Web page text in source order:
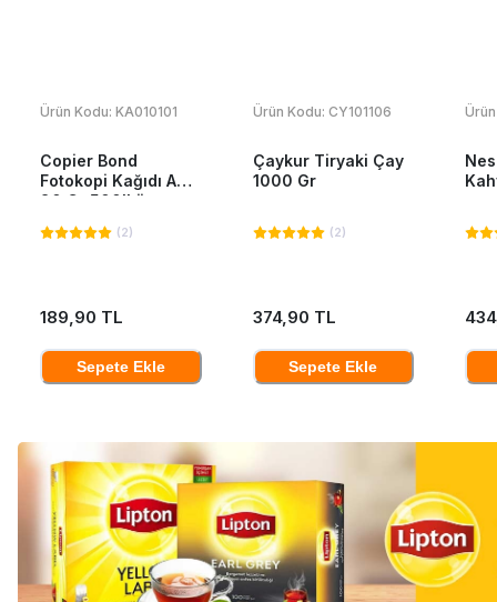
Ürün Kodu: KA010101
Copier Bond
Fotokopi Kağıdı A4
80 Gr 500'Lü
(2)
189,90 TL
Sepete Ekle
Ürün Kodu: CY101106
Çaykur Tiryaki Çay
1000 Gr
(2)
374,90 TL
Sepete Ekle